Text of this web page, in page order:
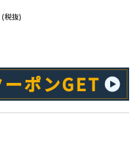
(税抜)